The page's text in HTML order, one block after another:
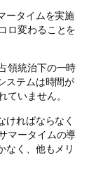
ータイムを実施
ロ変わることを
領統治下の一時
ステムは時間が
ていません。
ければならなく
マータイムの導
なく、他もメリ